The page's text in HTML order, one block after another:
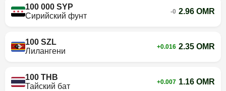
100 000 SYP
Сирийский фунт
-0 2.96 OMR
100 SZL
Лилангени
+0.016 2.35 OMR
100 THB
Тайский бат
+0.007 1.16 OMR